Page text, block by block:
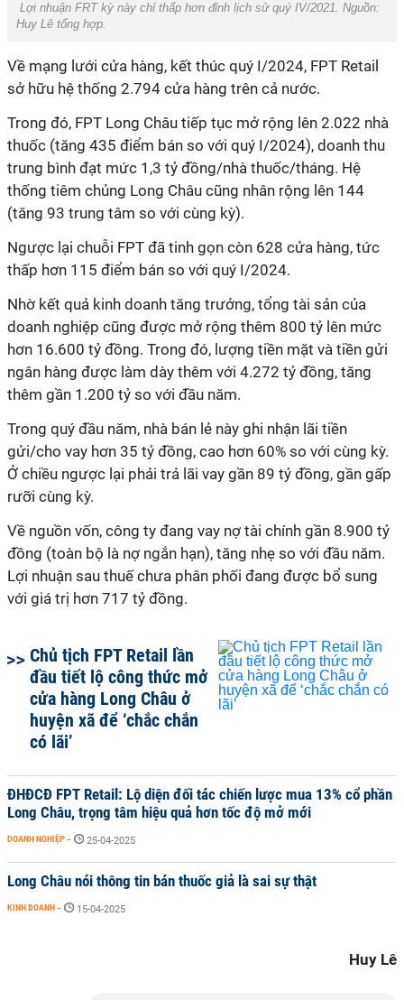
Lợi nhuận FRT kỳ này chỉ thấp hơn đỉnh lịch sử quý IV/2021. Nguồn:
Huy Lê tổng hợp.
Về mạng lưới cửa hàng, kết thúc quý I/2024, FPT Retail
sở hữu hệ thống 2.794 cửa hàng trên cả nước.
Trong đó, FPT Long Châu tiếp tục mở rộng lên 2.022 nhà
thuốc (tăng 435 điểm bán so với quý I/2024), doanh thu
trung bình đạt mức 1,3 tỷ đồng/nhà thuốc/tháng. Hệ
thống tiêm chủng Long Châu cũng nhân rộng lên 144
(tăng 93 trung tâm so với cùng kỳ).
Ngược lại chuỗi FPT đã tinh gọn còn 628 cửa hàng, tức
thấp hơn 115 điểm bán so với quý I/2024.
Nhờ kết quả kinh doanh tăng trưởng, tổng tài sản của
doanh nghiệp cũng được mở rộng thêm 800 tỷ lên mức
hơn 16.600 tỷ đồng. Trong đó, lượng tiền mặt và tiền gửi
ngân hàng được làm dày thêm với 4.272 tỷ đồng, tăng
thêm gần 1.200 tỷ so với đầu năm.
Trong quý đầu năm, nhà bán lẻ này ghi nhận lãi tiền
gửi/cho vay hơn 35 tỷ đồng, cao hơn 60% so với cùng kỳ.
Ở chiều ngược lại phải trả lãi vay gần 89 tỷ đồng, gần gấp
rưỡi cùng kỳ.
Về nguồn vốn, công ty đang vay nợ tài chính gần 8.900 tỷ
đồng (toàn bộ là nợ ngắn hạn), tăng nhẹ so với đầu năm.
Lợi nhuận sau thuế chưa phân phối đang được bổ sung
với giá trị hơn 717 tỷ đồng.
Chủ tịch FPT Retail lần
đầu tiết lộ công thức mở
cửa hàng Long Châu ở
huyện xã để ‘chắc chắn
có lãi’
ĐHĐCĐ FPT Retail: Lộ diện đối tác chiến lược mua 13% cổ phần
Long Châu, trọng tâm hiệu quả hơn tốc độ mở mới
DOANH NGHIỆP - 25-04-2025
Long Châu nói thông tin bán thuốc giả là sai sự thật
KINH DOANH - 15-04-2025
Huy Lê